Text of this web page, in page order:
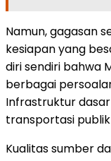
Namun, gagasan
kesiapan yang
diri sendiri bahwa
berbagai
Infrastruktur
transportasi
Kualitas sumber